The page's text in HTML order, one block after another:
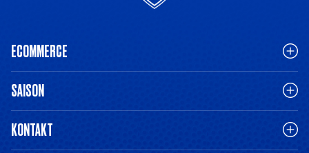
ECOMMERCE
SAISON
KONTAKT